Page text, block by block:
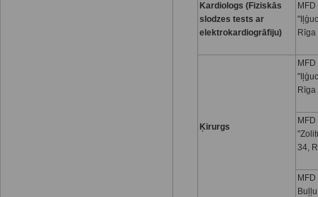
Kardiologs (Fiziskās
slodzes tests ar
elektrokardiogrāfiju)
Rīga
Ķirurgs
Rīga
34,